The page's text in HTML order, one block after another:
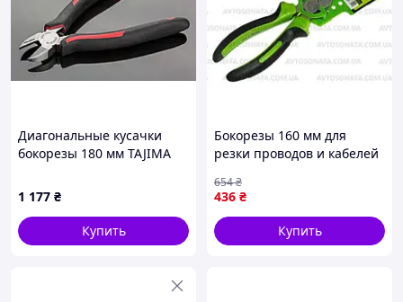
задать любые интересующие Вас вопросы
нашим менеджерам в разделе контакты
оформления и оплаты, что гарантирует
Диагональные кусачки
бокорезы 180 мм TAJIMA
изогнутые губки,
универсальные
1 177 ₴
Купить
Бокорезы 160 мм для
резки проводов и кабелей
по ремонту FLAME
436 ₴
654₴
Купить